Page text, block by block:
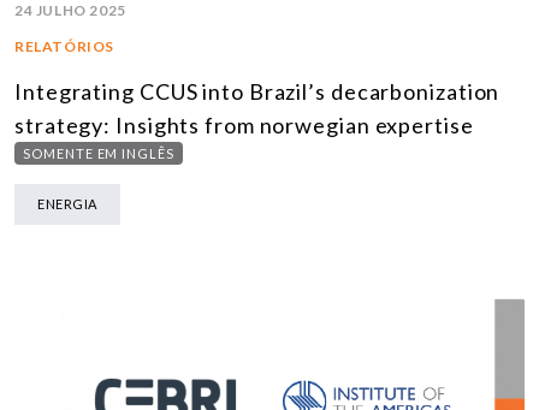
24 JULHO 2025
RELATÓRIOS
Integrating CCUS into Brazil’s decarbonization
strategy: Insights from norwegian expertise
SOMENTE EM INGLÊS
ENERGIA